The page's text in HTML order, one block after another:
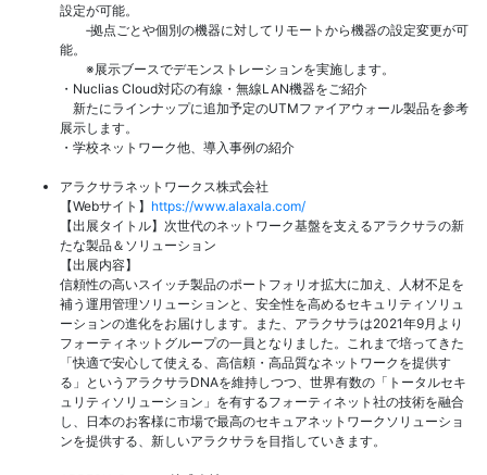
設定が可能。
‐拠点ごとや個別の機器に対してリモートから機器の設定変更が可
能。
※展示ブースでデモンストレーションを実施します。
・Nuclias Cloud対応の有線・無線LAN機器をご紹介
新たにラインナップに追加予定のUTMファイアウォール製品を参考
展示します。
・学校ネットワーク他、導入事例の紹介
アラクサラネットワークス株式会社
【Webサイト】 https://www.alaxala.com/
【出展タイトル】次世代のネットワーク基盤を支えるアラクサラの新
たな製品＆ソリューション
【出展内容】
信頼性の高いスイッチ製品のポートフォリオ拡大に加え、人材不足を
補う運用管理ソリューションと、安全性を高めるセキュリティソリュ
ーションの進化をお届けします。また、アラクサラは2021年9月より
フォーティネットグループの一員となりました。これまで培ってきた
「快適で安心して使える、高信頼・高品質なネットワークを提供す
る」というアラクサラDNAを維持しつつ、世界有数の「トータルセキ
ュリティソリューション」を有するフォーティネット社の技術を融合
し、日本のお客様に市場で最高のセキュアネットワークソリューショ
ンを提供する、新しいアラクサラを目指していきます。